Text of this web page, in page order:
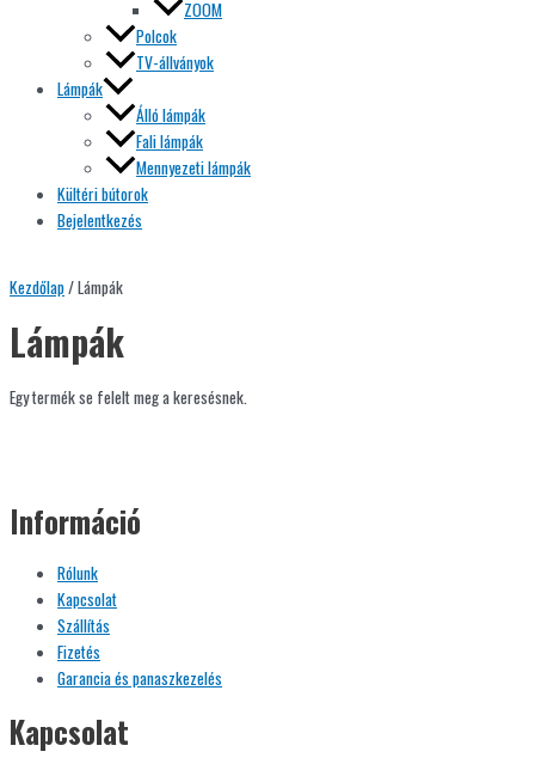
ZOOM
Polcok
TV-állványok
Lámpák
Álló lámpák
Fali lámpák
Mennyezeti lámpák
Kültéri bútorok
Bejelentkezés
Kezdőlap/ Lámpák
Lámpák
Egy termék se felelt meg a keresésnek.
Információ
Rólunk
Kapcsolat
Szállítás
Fizetés
Garancia és panaszkezelés
Kapcsolat